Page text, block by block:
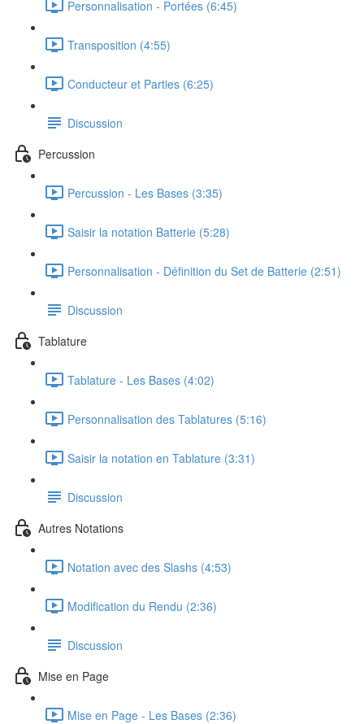
Personnalisation - Portées (6:45)
Transposition (4:55)
Conducteur et Parties (6:25)
Discussion
Percussion
Percussion - Les Bases (3:35)
Saisir la notation Batterie (5:28)
Personnalisation - Définition du Set de Batterie (2:51)
Discussion
Tablature
Tablature - Les Bases (4:02)
Personnalisation des Tablatures (5:16)
Saisir la notation en Tablature (3:31)
Discussion
Autres Notations
Notation avec des Slashs (4:53)
Modification du Rendu (2:36)
Discussion
Mise en Page
Mise en Page - Les Bases (2:36)